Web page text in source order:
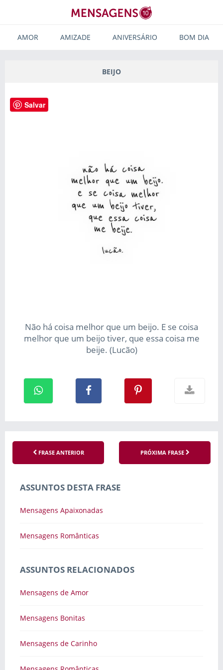
AMOR AMIZADE ANIVERSÁRIO BOM DIA
BEIJO
Não há coisa melhor que um beijo. E se coisa
melhor que um beijo tiver, que essa coisa me
beije. (Lucão)
FRASE ANTERIOR PRÓXIMA FRASE
ASSUNTOS DESTA FRASE
Mensagens Apaixonadas
Mensagens Românticas
ASSUNTOS RELACIONADOS
Mensagens de Amor
Mensagens Bonitas
Mensagens de Carinho
Salvar